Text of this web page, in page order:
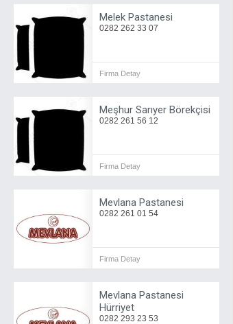
Melek Pastanesi
0282 262 33 07
Firma Detay
Meşhur Sarıyer Börekçisi
0282 261 56 12
Firma Detay
Mevlana Pastanesi
0282 261 01 54
Firma Detay
Mevlana Pastanesi
Hürriyet
0282 293 23 53